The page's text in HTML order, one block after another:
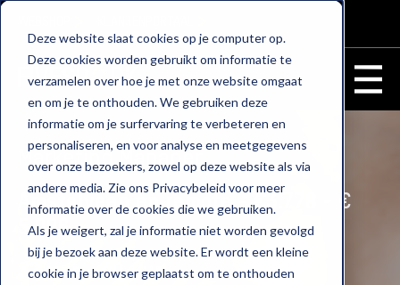
Deze website slaat cookies op je computer op.
Deze cookies worden gebruikt om informatie te
verzamelen over hoe je met onze website omgaat
en om je te onthouden. We gebruiken deze
informatie om je surfervaring te verbeteren en
personaliseren, en voor analyse en meetgegevens
over onze bezoekers, zowel op deze website als via
andere media. Zie ons Privacybeleid voor meer
informatie over de cookies die we gebruiken.
Als je weigert, zal je informatie niet worden gevolgd
bij je bezoek aan deze website. Er wordt een kleine
cookie in je browser geplaatst om te onthouden
Marketing Manager
Amstelveen en remote - €3.778 - €
5.096
32 uur - 40 uur